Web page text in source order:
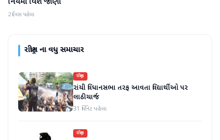
નિયમો વિશે જાણો
2 દિવસ પહેલા
રાષ્ટ્રીયના વધુ સમાચાર
રાષ્ટ્રીય
રાંચી વિધાનસભા તરફ આવતા વિદ્યાર્થીઓ પર
લાઠીચાર્જ
31 મિનિટ પહેલા
રાષ્ટ્રીય